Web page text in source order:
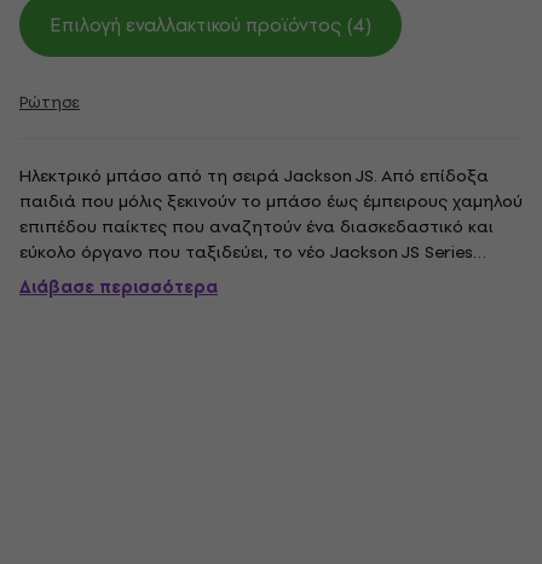
Επιλογή εναλλακτικού προϊόντος (4)
Ρώτησε
Ηλεκτρικό μπάσο από τη σειρά Jackson JS. Από επίδοξα
παιδιά που μόλις ξεκινούν το μπάσο έως έμπειρους χαμηλού
επιπέδου παίκτες που αναζητούν ένα διασκεδαστικό και
εύκολο όργανο που ταξιδεύει, το νέο Jackson JS Series
Concert Bass Minion JS1XM διαθέτει βροντερό τόνο και
άφθονα κομψά χαρακτηριστικά. Με διαφορετικούς
Διάβασε περισσότερα